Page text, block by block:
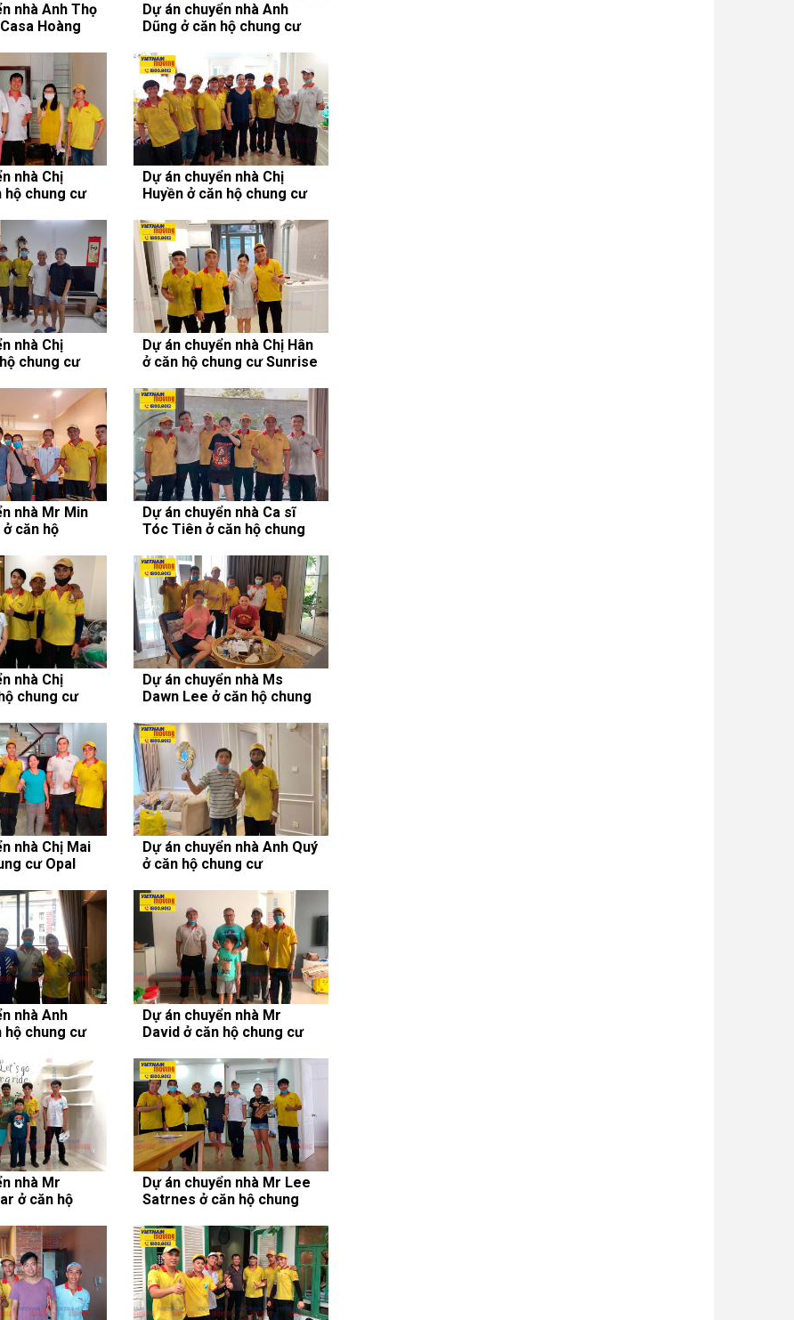
nhà Anh Thọ
Hoàng
Dự án chuyển nhà Anh
Dũng ở căn hộ chung cư
nhà Chị
hộ chung cư
Dự án chuyển nhà Chị
Huyền ở căn hộ chung cư
nhà Chị
chung cư
Dự án chuyển nhà Chị Hân
ở căn hộ chung cư Sunrise
nhà Mr Min
ở căn hộ
Dự án chuyển nhà Ca sĩ
Tóc Tiên ở căn hộ chung
nhà Chị
chung cư
Dự án chuyển nhà Ms
Dawn Lee ở căn hộ chung
nhà Chị Mai
cư Opal
Dự án chuyển nhà Anh Quý
ở căn hộ chung cư
nhà Anh
hộ chung cư
Dự án chuyển nhà Mr
David ở căn hộ chung cư
nhà Mr
ở căn hộ
Dự án chuyển nhà Mr Lee
Satrnes ở căn hộ chung